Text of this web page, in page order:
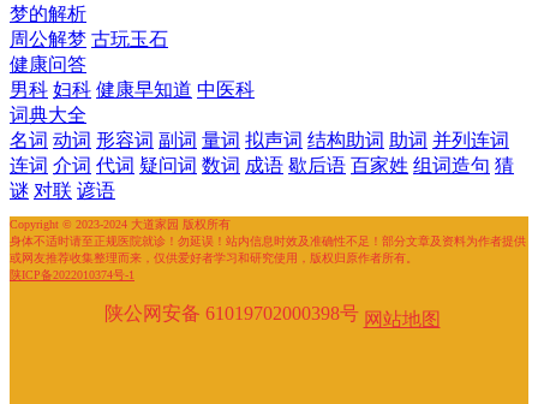
梦的解析
周公解梦 古玩玉石
健康问答
男科 妇科 健康早知道 中医科
词典大全
名词 动词 形容词 副词 量词 拟声词 结构助词 助词 并列连词
连词 介词 代词 疑问词 数词 成语 歇后语 百家姓 组词造句 猜
谜 对联 谚语
Copyright © 2023-2024 大道家园 版权所有
身体不适时请至正规医院就诊！勿延误！站内信息时效及准确性不足！部分文章及资料为作者提供
或网友推荐收集整理而来，仅供爱好者学习和研究使用，版权归原作者所有。
陕ICP备2022010374号-1
陕公网安备 61019702000398号 网站地图